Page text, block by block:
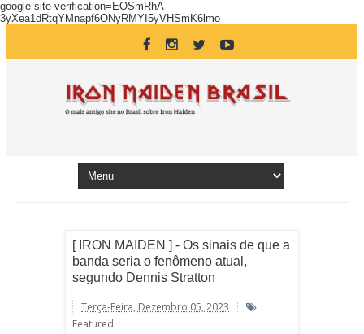
google-site-verification=EOSmRhA-
3yXea1dRtqYMnapf6ONyRMYI5yVHSmK6lmo
[ IRON MAIDEN ] - Os sinais de que a
banda seria o fenômeno atual,
segundo Dennis Stratton
Terça-Feira, Dezembro 05, 2023
Featured